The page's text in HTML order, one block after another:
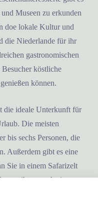
Museen zu erkunden
doe lokale Kultur und
die Niederlande für ihr
gastronomischen
köstliche
können.
die ideale Unterkunft für
Die meisten
bis sechs Personen, die
Außerdem gibt es eine
Sie in einem Safarizelt
gibt es auch ein
Waschbecken. Auf der